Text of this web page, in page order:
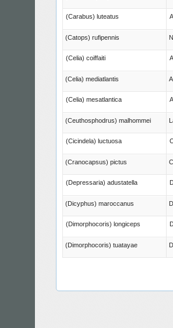
(Carabus) luteatus
(Catops) rufipennis
(Celia) coiffaiti
(Celia) mediatlantis
(Celia) mesatlantica
(Ceuthosphodrus) malhommei
(Cicindela) luctuosa
(Cranocapsus) pictus
(Depressaria) adustatella
(Dicyphus) maroccanus
(Dimorphocoris) longiceps
(Dimorphocoris) tuatayae